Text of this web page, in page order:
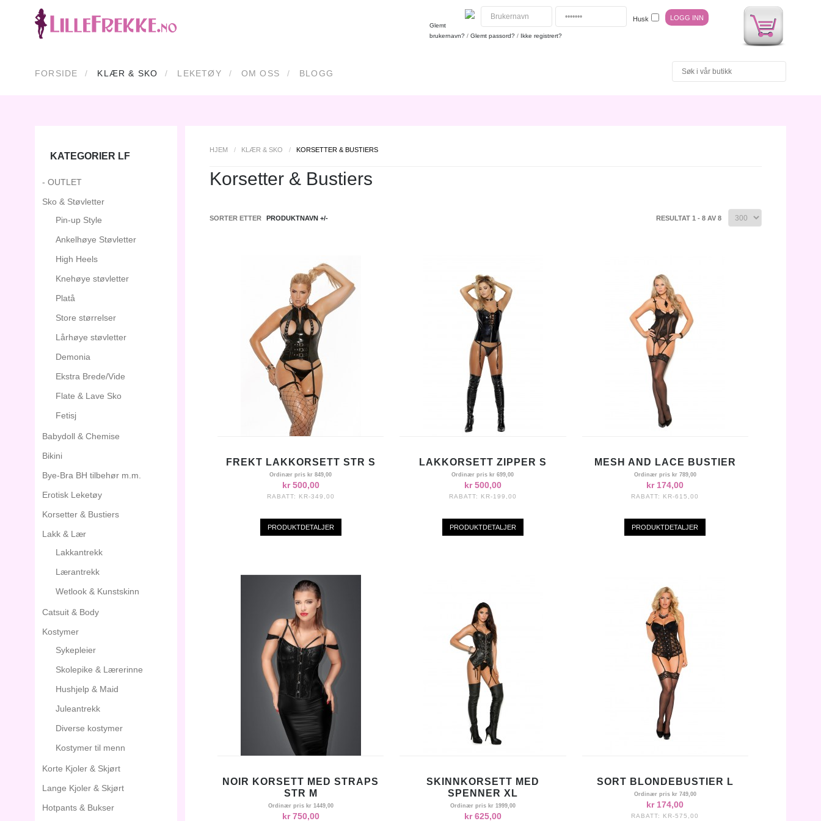
Husk
Glemt
brukernavn? / Glemt passord? / Ikke registrert?
FORSIDE KLÆR & SKO LEKETØY OM OSS BLOGG
HJEM / KLÆR & SKO / KORSETTER & BUSTIERS
Korsetter & Bustiers
SORTER ETTER PRODUKTNAVN +/- RESULTAT 1 - 8 AV 8
FREKT LAKKORSETT STR S
Ordinær pris kr 849,00
kr 500,00
RABATT: KR-349,00
PRODUKTDETALJER
LAKKORSETT ZIPPER S
Ordinær pris kr 699,00
kr 500,00
RABATT: KR-199,00
PRODUKTDETALJER
MESH AND LACE BUSTIER
Ordinær pris kr 789,00
kr 174,00
RABATT: KR-615,00
PRODUKTDETALJER
NOIR KORSETT MED STRAPS
STR M
Ordinær pris kr 1449,00
kr 750,00
SKINNKORSETT MED
SPENNER XL
Ordinær pris kr 1999,00
kr 625,00
SORT BLONDEBUSTIER L
Ordinær pris kr 749,00
kr 174,00
RABATT: KR-575,00
KATEGORIER LF
- OUTLET
Sko & Støvletter
Pin-up Style
Ankelhøye Støvletter
High Heels
Knehøye støvletter
Platå
Store størrelser
Lårhøye støvletter
Demonia
Ekstra Brede/Vide
Flate & Lave Sko
Fetisj
Babydoll & Chemise
Bikini
Bye-Bra BH tilbehør m.m.
Erotisk Leketøy
Korsetter & Bustiers
Lakk & Lær
Lakkantrekk
Lærantrekk
Wetlook & Kunstskinn
Catsuit & Body
Kostymer
Sykepleier
Skolepike & Lærerinne
Hushjelp & Maid
Juleantrekk
Diverse kostymer
Kostymer til menn
Korte Kjoler & Skjørt
Lange Kjoler & Skjørt
Hotpants & Bukser